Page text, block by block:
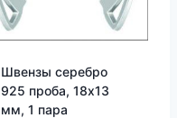
Швензы серебро
925 проба, 18х13
мм, 1 пара